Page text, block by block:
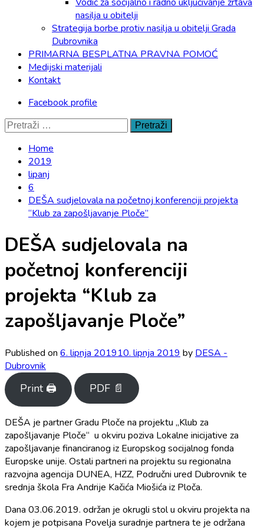
nasilja u obitelji
Strategija borbe protiv nasilja u obitelji Grada
Dubrovnika
PRIMARNA BESPLATNA PRAVNA POMOĆ
Medijski materijali
Kontakt
Facebook profile
Pretraži:
Home
2019
lipanj
6
DEŠA sudjelovala na početnoj konferenciji projekta
“Klub za zapošljavanje Ploče”
DEŠA sudjelovala na
početnoj konferenciji
projekta “Klub za
zapošljavanje Ploče”
Published on 6. lipnja 201910. lipnja 2019 by DESA -
Dubrovnik
Print 🖨 PDF 📄
DEŠA je partner Gradu Ploče na projektu „Klub za
zapošljavanje Ploče“ u okviru poziva Lokalne inicijative za
zapošljavanje financiranog iz Europskog socijalnog fonda
Europske unije. Ostali partneri na projektu su regionalna
razvojna agencija DUNEA, HZZ, Područni ured Dubrovnik te
srednja škola Fra Andrije Kačića Miošića iz Ploča.
Dana 03.06.2019. održan je okrugli stol u okviru projekta na
kojem je potpisana Povelja suradnje partnera te je održana